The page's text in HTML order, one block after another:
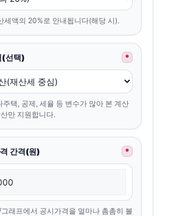
세액의 20%로 안내됩니다(해당 시).
(선택) *
주택, 공제, 세율 등 변수가 많아 본 계산
만 지원합니다.
간격(원) *
래프에서 공시가격을 얼마나 촘촘히 볼